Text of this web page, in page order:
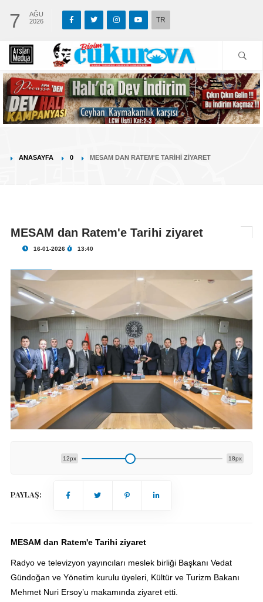
7
AĞU
2026
TR
ANASAYFA 0 MESAM DAN RATEM'E TARIHI ZIYARET
MESAM dan Ratem'e Tarihi ziyaret
16-01-2026 13:40
12px 18px
PAYLAŞ:
MESAM dan Ratem'e Tarihi ziyaret
Radyo ve televizyon yayıncıları meslek birliği Başkanı Vedat
Gündoğan ve Yönetim kurulu üyeleri, Kültür ve Turizm Bakanı
Mehmet Nuri Ersoy’u makamında ziyaret etti.